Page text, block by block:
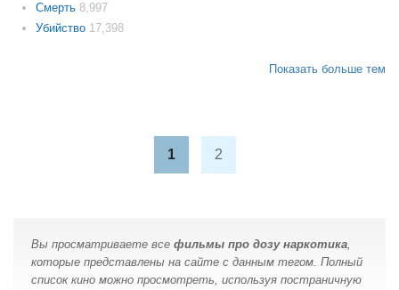
Смерть 8,997
Убийство 17,398
Показать больше тем
1 2
Вы просматриваете все фильмы про дозу наркотика,
которые представлены на сайте с данным тегом. Полный
список кино можно просмотреть, используя постраничную